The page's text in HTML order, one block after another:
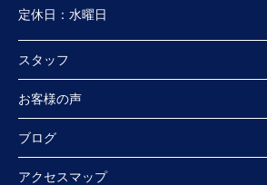
定休日： 水曜日
スタッフ
お客様の声
ブログ
アクセスマップ